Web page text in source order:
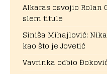
Alkaras osvojio Rolan
slem titule
Siniša Mihajlović:
kao što je Jovetić
Vavrinka odbio